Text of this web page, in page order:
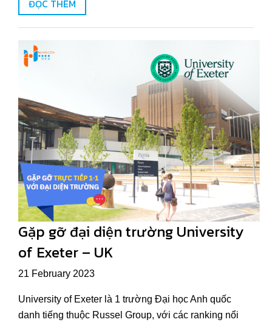
ĐỌC THÊM
Gặp gỡ đại diện trường University
of Exeter – UK
21 February 2023
University of Exeter là 1 trường Đại học Anh quốc
danh tiếng thuộc Russel Group, với các ranking nổi